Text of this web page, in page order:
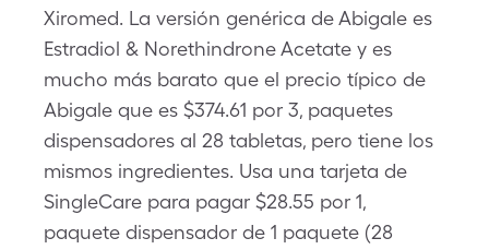
Xiromed. La versión genérica de Abigale es
Estradiol & Norethindrone Acetate y es
mucho más barato que el precio típico de
Abigale que es $374.61 por 3, paquetes
dispensadores al 28 tabletas, pero tiene los
mismos ingredientes. Usa una tarjeta de
SingleCare para pagar $28.55 por 1,
paquete dispensador de 1 paquete (28